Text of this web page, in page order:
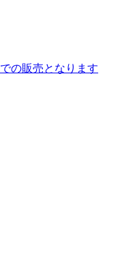
での販売となります